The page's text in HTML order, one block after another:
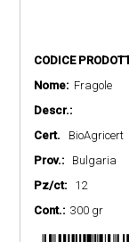
CODICE
Nome: Fragole
Descr.:
Cert. BioAgricert
Prov.: Bulgaria
Pz/ct: 12
Cont.: 300 gr